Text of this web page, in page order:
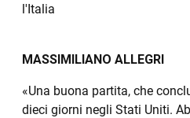
l'Italia
MASSIMILIANO ALLEGRI
«Una buona partita, che
dieci giorni negli Stati Uniti.